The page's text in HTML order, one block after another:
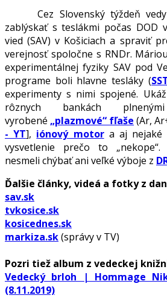
Cez Slovenský týždeň vedy
zablýskať s teslákmi počas DOD
vied (SAV) v Košiciach a spraviť
verejnosť spoločne s RNDr.
experimentálnej fyziky SAV pod
programe boli hlavne tesláky (
experimenty s nimi spojené.
rôznych bankách
vyrobené „plazmové“ fľaše (Ar,
- YT], iónový motora aj nejaké
vysvetlenie prečo to
nesmeli chýbať ani veľké výboje z
Ďalšie články, videá a fotky z
sav.sk
tvkosice.sk
kosicednes.sk
markiza.sk(správy v TV)
Pozri tiež album z vedeckej
Vedecký brloh | Hommage
(8.11.2019)